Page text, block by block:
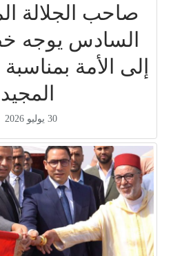
صاحب الجلالة
السادس يوجه
إلى الأمة
المجيد
30 يوليو 2026